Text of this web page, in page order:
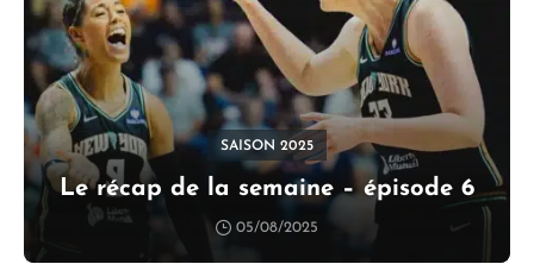
SAISON 2025
Le récap de la semaine – épisode 6
05/08/2025